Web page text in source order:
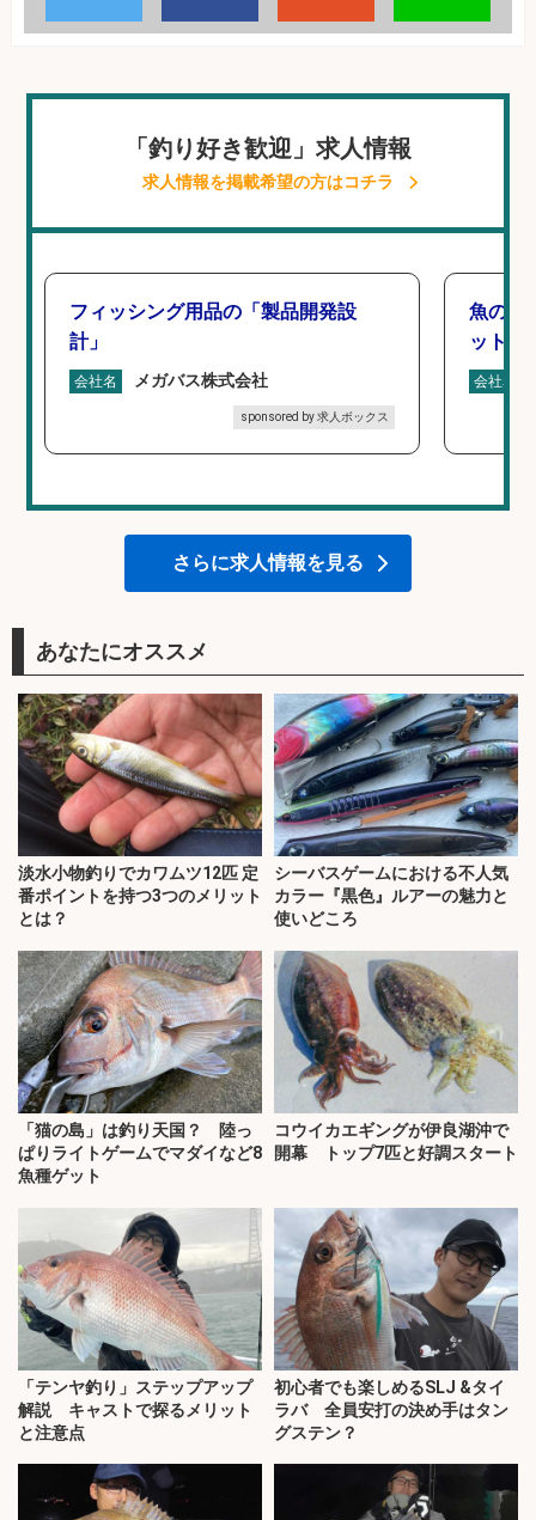
「釣り好き歓迎」求人情報
求人情報を掲載希望の方はコチラ
フィッシング用品の「製品開発設
計」
会社名 メガバス株式会社
sponsored by 求人ボックス
魚の「
ットを
会社名
さらに求人情報を見る
あなたにオススメ
淡水小物釣りでカワムツ12匹 定
番ポイントを持つ3つのメリット
とは？
シーバスゲームにおける不人気
カラー『黒色』ルアーの魅力と
使いどころ
「猫の島」は釣り天国？ 陸っ
ぱりライトゲームでマダイなど8
魚種ゲット
コウイカエギングが伊良湖沖で
開幕 トップ7匹と好調スタート
「テンヤ釣り」ステップアップ
解説 キャストで探るメリット
と注意点
初心者でも楽しめるSLJ &タイ
ラバ 全員安打の決め手はタン
グステン？